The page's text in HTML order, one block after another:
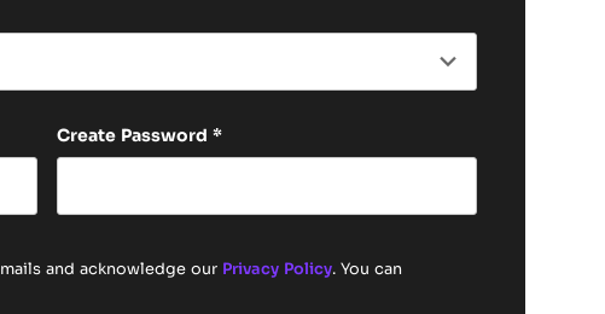
Create Password *
and acknowledge our Privacy Policy. You can